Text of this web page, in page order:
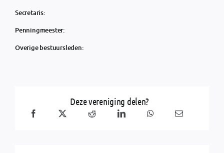
Secretaris:
Penningmeester:
Overige bestuursleden:
Deze vereniging delen?